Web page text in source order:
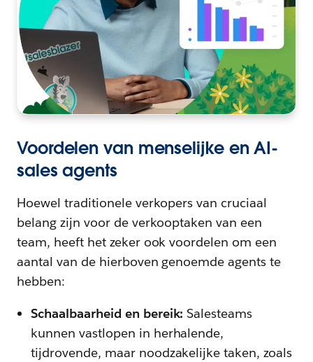
Voordelen van menselijke en AI-
sales agents
Hoewel traditionele verkopers van cruciaal
belang zijn voor de verkooptaken van een
team, heeft het zeker ook voordelen om een
aantal van de hierboven genoemde agents te
hebben:
Schaalbaarheid en bereik: Salesteams
kunnen vastlopen in herhalende,
tijdrovende, maar noodzakelijke taken, zoals